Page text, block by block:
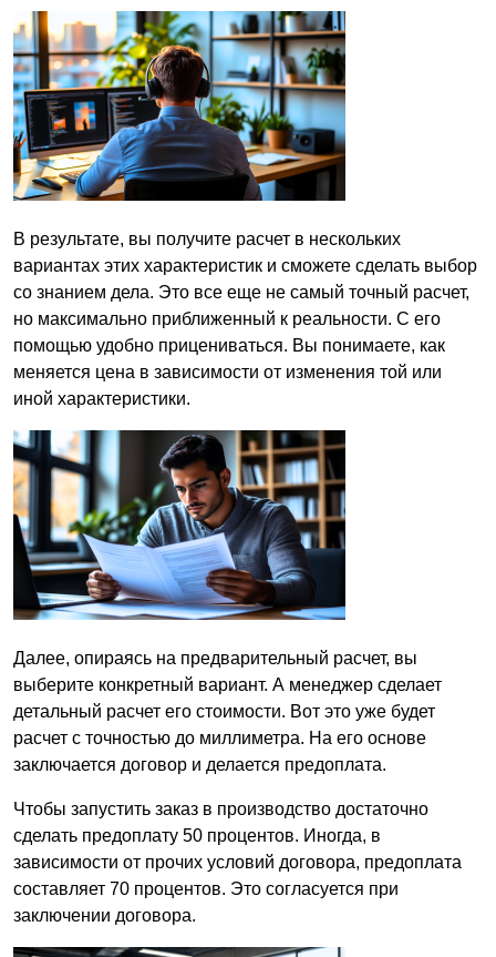
В результате, вы получите расчет в нескольких
вариантах этих характеристик и сможете сделать выбор
со знанием дела. Это все еще не самый точный расчет,
но максимально приближенный к реальности. С его
помощью удобно прицениваться. Вы понимаете, как
меняется цена в зависимости от изменения той или
иной характеристики.
Далее, опираясь на предварительный расчет, вы
выберите конкретный вариант. А менеджер сделает
детальный расчет его стоимости. Вот это уже будет
расчет с точностью до миллиметра. На его основе
заключается договор и делается предоплата.
Чтобы запустить заказ в производство достаточно
сделать предоплату 50 процентов. Иногда, в
зависимости от прочих условий договора, предоплата
составляет 70 процентов. Это согласуется при
заключении договора.